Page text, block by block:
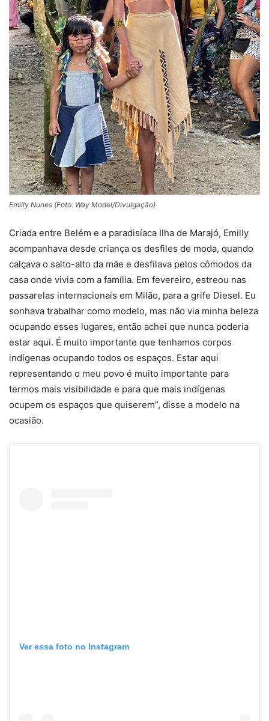
Emilly Nunes (Foto: Way Model/Divulgação)
Criada entre Belém e a paradisíaca Ilha de Marajó, Emilly
acompanhava desde criança os desfiles de moda, quando
calçava o salto-alto da mãe e desfilava pelos cômodos da
casa onde vivia com a família. Em fevereiro, estreou nas
passarelas internacionais em Milão, para a grife Diesel. Eu
sonhava trabalhar como modelo, mas não via minha beleza
ocupando esses lugares, então achei que nunca poderia
estar aqui. É muito importante que tenhamos corpos
indígenas ocupando todos os espaços. Estar aqui
representando o meu povo é muito importante para
termos mais visibilidade e para que mais indígenas
ocupem os espaços que quiserem”, disse a modelo na
ocasião.
Ver essa foto no Instagram